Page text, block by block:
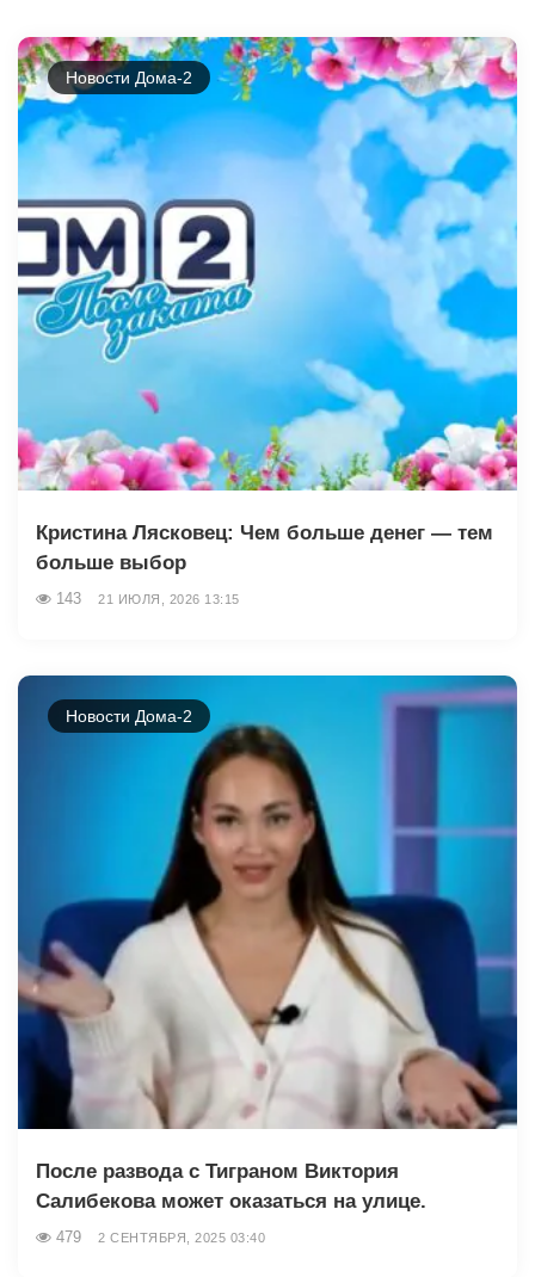
Новости Дома-2
Кристина Лясковец: Чем больше денег — тем
больше выбор
143 21 ИЮЛЯ, 2026 13:15
Новости Дома-2
После развода с Тиграном Виктория
Салибекова может оказаться на улице.
479 2 СЕНТЯБРЯ, 2025 03:40